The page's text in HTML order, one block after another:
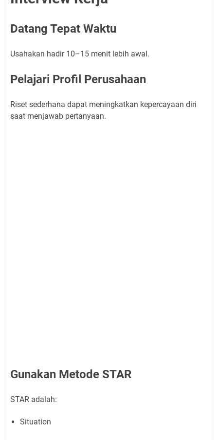
Datang Tepat Waktu
Usahakan hadir 10–15 menit lebih awal.
Pelajari Profil Perusahaan
Riset sederhana dapat meningkatkan kepercayaan diri
saat menjawab pertanyaan.
Gunakan Metode STAR
STAR adalah:
Situation